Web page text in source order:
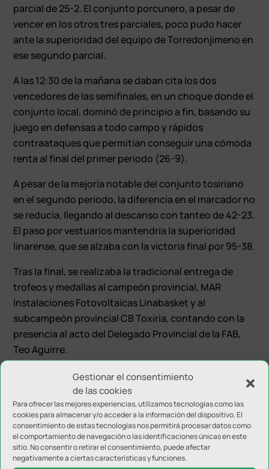
Gestionar el consentimiento
de las cookies
Para ofrecer las mejores experiencias, utilizamos tecnologías como las
cookies para almacenar y/o acceder a la información del dispositivo. El
consentimiento de estas tecnologías nos permitirá procesar datos como
el comportamiento de navegación o las identificaciones únicas en este
sitio. No consentir o retirar el consentimiento, puede afectar
negativamente a ciertas características y funciones.
parcial de 25-2. El conjunto porcunero, a pesar de
vencer en los otros tres parciales, poco pudo hacer
ante la superioridad del equipo de Torredonjimeno en
ese segundo parcial.
A las 12:30 de la mañana se daban cita los dos
vencedores de las semifinales, en un choque donde el
conjunto local, dominó de principio a fin, basando su
juego en defensas a todo campo y rápidos
contraataques que permitían conseguir una cómoda
renta al final del primer periodo (26-9).
A pesar de la mejoría notable del conjunto tosiriano
en el segundo periodo, la diferencia en el marcador no
se reducía, llegando al descanso con tanteo de 42-23.
El paso por vestuarios mantendría la superioridad
linarense, que se alzaba con la victoria final por 95-38.
Tras la final, se realizaba la tradicional entrega de
trofeos y medallas al campeón provincial, MAR
Instalaciones Fotovoltaicas Linabasket y al
subcampeón provincial CB Toxiria, contando con la
presencia al acto del Delegado Provincial de la FAB,
Teo Aguirre.
Enviar comentario
Tu dirección de correo electrónico no será publicada.